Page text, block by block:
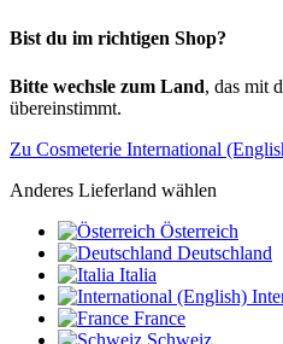
Bist du im richtigen Shop?
Bitte wechsle zum Land, das mit
übereinstimmt.
Zu Cosmeterie International
Anderes Lieferland wählen
Österreich
Deutschland
Italia
France
Schweiz